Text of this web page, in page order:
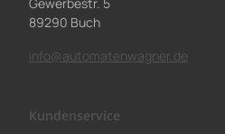
89290 Buch
info@automatenwagner.de
Kundenservice